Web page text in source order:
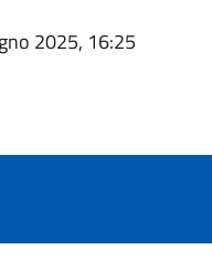
2025, 16:25